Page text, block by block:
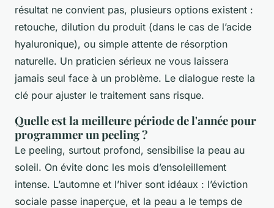
résultat ne convient pas, plusieurs options existent :
retouche, dilution du produit (dans le cas de l’acide
hyaluronique), ou simple attente de résorption
naturelle. Un praticien sérieux ne vous laissera
jamais seul face à un problème. Le dialogue reste la
clé pour ajuster le traitement sans risque.
Quelle est la meilleure période de l'année pour
programmer un peeling ?
Le peeling, surtout profond, sensibilise la peau au
soleil. On évite donc les mois d’ensoleillement
intense. L’automne et l’hiver sont idéaux : l’éviction
sociale passe inaperçue, et la peau a le temps de